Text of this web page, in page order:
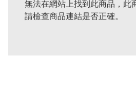
無法在網站上找到此商品，此
請檢查商品連結是否正確。